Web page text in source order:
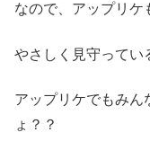
なので、アップリケ
やさしく見守ってい
アップリケでもみん
ょ？？